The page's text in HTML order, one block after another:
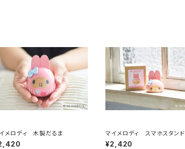
メロディ 木製だるま マイメロディ スマホスタンド
¥2,420